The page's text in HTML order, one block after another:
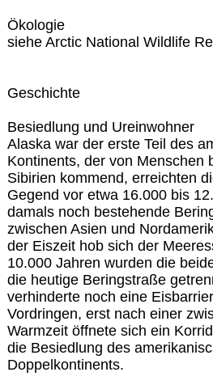
Ökologie
siehe Arctic National Wildlife
Geschichte
Besiedlung und Ureinwohner
Alaska war der erste Teil des
Kontinents, der von Menschen
Sibirien kommend, erreichten
Gegend vor etwa 16.000 bis
damals noch bestehende
zwischen Asien und
der Eiszeit hob sich der
10.000 Jahren wurden die
die heutige Beringstraße
verhinderte noch eine
Vordringen, erst nach einer
Warmzeit öffnete sich ein
die Besiedlung des
Doppelkontinents.